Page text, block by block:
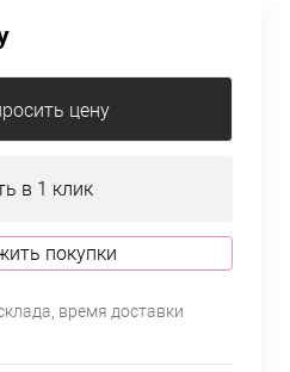
цену
в 1 клик
покупки
время доставки